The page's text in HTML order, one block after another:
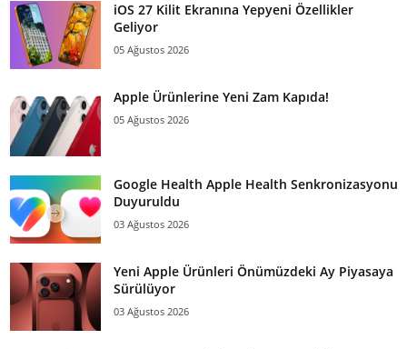
iOS 27 Kilit Ekranına Yepyeni Özellikler
Geliyor
05 Ağustos 2026
Apple Ürünlerine Yeni Zam Kapıda!
05 Ağustos 2026
Google Health Apple Health Senkronizasyonu
Duyuruldu
03 Ağustos 2026
Yeni Apple Ürünleri Önümüzdeki Ay Piyasaya
Sürülüyor
03 Ağustos 2026